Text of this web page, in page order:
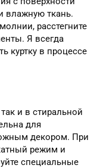
влажную ткань.
расстегните
Я всегда
куртку в процессе
и в стиральной
для
декором. При
режим и
специальные